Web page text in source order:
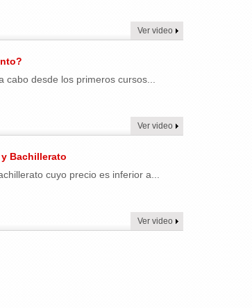
Ver video
desde los primeros cursos...
Ver video
Bachillerato
cuyo precio es inferior a...
Ver video